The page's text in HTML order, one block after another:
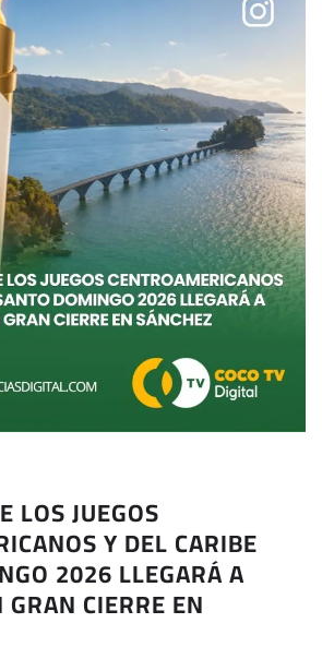
LOS JUEGOS
Y DEL CARIBE
2026 LLEGARÁ A
CIERRE EN